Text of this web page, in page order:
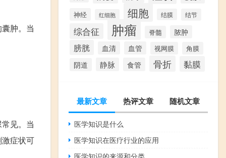
肿。当
见。当
症状可
神经 红细胞 细胞 结膜 结节
综合征 肿瘤 脊髓 脓肿
膀胱 血清 血管 视网膜 角膜
阴道 静脉 食管 骨折 黏膜
最新文章 热评文章 随机文章
医学知识是什么
医学知识在医疗行业的应用